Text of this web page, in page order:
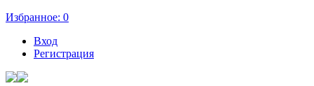
Избранное: 0
Вход
Регистрация